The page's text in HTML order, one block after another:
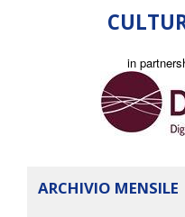
in
ARCHIVIO MENSILE